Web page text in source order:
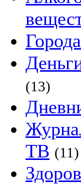
(13)
ТВ (11)